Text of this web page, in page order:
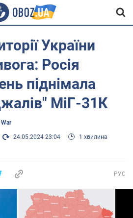
України
Росія
піднімала
МіГ-31К
War
24.05.2024 23:04
1 хвилина
РУС